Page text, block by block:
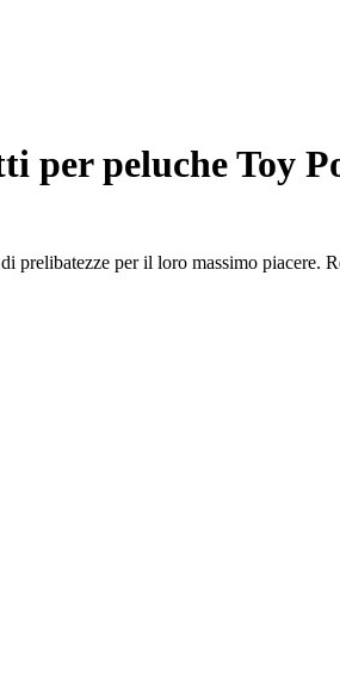
per peluche Toy
per il loro massimo piacere.